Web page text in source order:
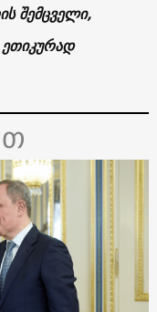
შემცველი,